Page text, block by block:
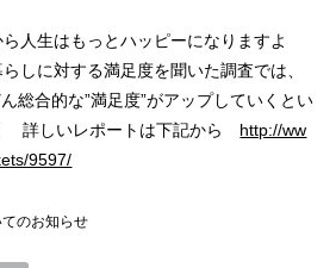
人生はもっとハッピーになりますよ
しに対する満足度を聞いた調査では、
総合的な”満足度”がアップしていくとい
詳しいレポートは下記から http://ww
9597/
のお知らせ